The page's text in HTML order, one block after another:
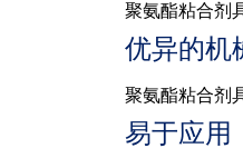
聚氨酯粘合剂
优异的机
聚氨酯粘合剂
易于应用